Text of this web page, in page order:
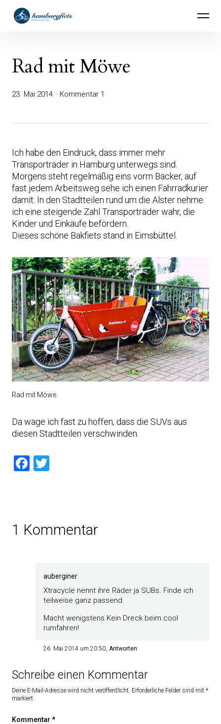
überspringen
hamburgfiets – Abenteuer mit Rad
Rad mit Möwe
23. Mai 2014 Kommentar 1
Ich habe den Eindruck, dass immer mehr
Transporträder in Hamburg unterwegs sind.
Morgens steht regelmäßig eins vorm Bäcker, auf
fast jedem Arbeitsweg sehe ich einen Fahrradkurier
damit. In den Stadtteilen rund um die Alster nehme
ich eine steigende Zahl Transporträder wahr, die
Kinder und Einkäufe befördern.
Dieses schöne Bakfiets stand in Eimsbüttel.
Rad mit Möwe
Da wage ich fast zu hoffen, dass die SUVs aus
diesen Stadtteilen verschwinden.
Facebook
1 Kommentar
auberginer
Xtracycle nennt ihre Räder ja SUBs. Finde ich
teilweise ganz passend.
Macht wenigstens Kein Dreck beim cool
rumfahren!
26. Mai 2014 um 20:50 Antworten
Schreibe einen Kommentar
Deine E-Mail-Adresse wird nicht veröffentlicht. Erforderliche Felder sind mit *
markiert
Kommentar *